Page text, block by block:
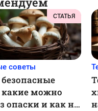
СТАТЬЯ
советы
можно
опаски и как не